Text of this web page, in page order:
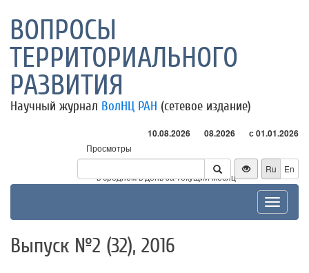
ВОПРОСЫ
ТЕРРИТОРИАЛЬНОГО
РАЗВИТИЯ
Научный журнал ВолНЦ РАН (сетевое издание)
10.08.2026 08.2026 с 01.01.2026
Просмотры
Посетители
* - в среднем в день за текущий месяц
Ru En
Toggle
Выпуск №2 (32), 2016